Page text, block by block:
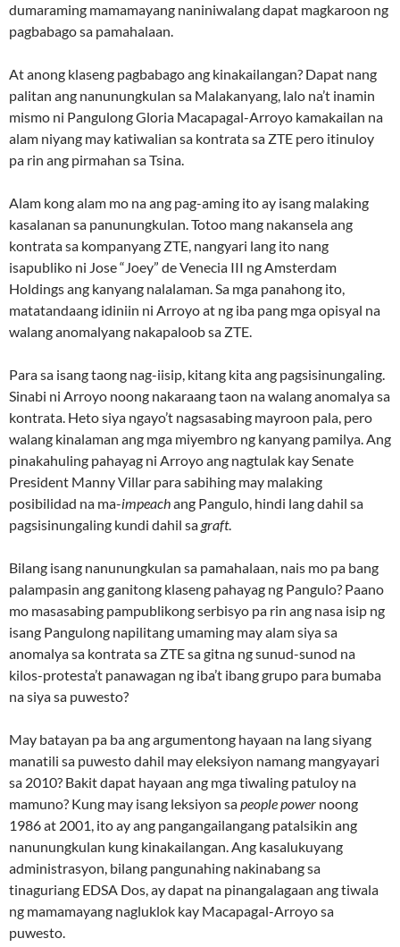
dumaraming mamamayang naniniwalang dapat magkaroon ng
pagbabago sa pamahalaan.
At anong klaseng pagbabago ang kinakailangan? Dapat nang
palitan ang nanunungkulan sa Malakanyang, lalo na’t inamin
mismo ni Pangulong Gloria Macapagal-Arroyo kamakailan na
alam niyang may katiwalian sa kontrata sa ZTE pero itinuloy
pa rin ang pirmahan sa Tsina.
Alam kong alam mo na ang pag-aming ito ay isang malaking
kasalanan sa panunungkulan. Totoo mang nakansela ang
kontrata sa kompanyang ZTE, nangyari lang ito nang
isapubliko ni Jose “Joey” de Venecia III ng Amsterdam
Holdings ang kanyang nalalaman. Sa mga panahong ito,
matatandaang idiniin ni Arroyo at ng iba pang mga opisyal na
walang anomalyang nakapaloob sa ZTE.
Para sa isang taong nag-iisip, kitang kita ang pagsisinungaling.
Sinabi ni Arroyo noong nakaraang taon na walang anomalya sa
kontrata. Heto siya ngayo’t nagsasabing mayroon pala, pero
walang kinalaman ang mga miyembro ng kanyang pamilya. Ang
pinakahuling pahayag ni Arroyo ang nagtulak kay Senate
President Manny Villar para sabihing may malaking
posibilidad na ma-impeachang Pangulo, hindi lang dahil sa
pagsisinungaling kundi dahil sa graft.
Bilang isang nanunungkulan sa pamahalaan, nais mo pa bang
palampasin ang ganitong klaseng pahayag ng Pangulo? Paano
mo masasabing pampublikong serbisyo pa rin ang nasa isip ng
isang Pangulong napilitang umaming may alam siya sa
anomalya sa kontrata sa ZTE sa gitna ng sunud-sunod na
kilos-protesta’t panawagan ng iba’t ibang grupo para bumaba
na siya sa puwesto?
May batayan pa ba ang argumentong hayaan na lang siyang
manatili sa puwesto dahil may eleksiyon namang mangyayari
sa 2010? Bakit dapat hayaan ang mga tiwaling patuloy na
mamuno? Kung may isang leksiyon sapeople power noong
1986 at 2001, ito ay ang pangangailangang patalsikin ang
nanunungkulan kung kinakailangan. Ang kasalukuyang
administrasyon, bilang pangunahing nakinabang sa
tinaguriang EDSA Dos, ay dapat na pinangalagaan ang tiwala
ng mamamayang nagluklok kay Macapagal-Arroyo sa
puwesto.